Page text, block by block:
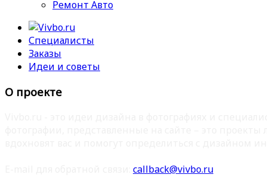
Ремонт Авто
Специалисты
Заказы
Идеи и советы
О проекте
callback@vivbo.ru